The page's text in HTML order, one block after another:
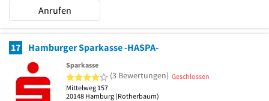
Anrufen
17 Hamburger Sparkasse -HASPA-
Sparkasse
4 von 5 Sternen
(3 Bewertungen) Geschlossen
Mittelweg 157
20148 Hamburg (Rotherbaum)